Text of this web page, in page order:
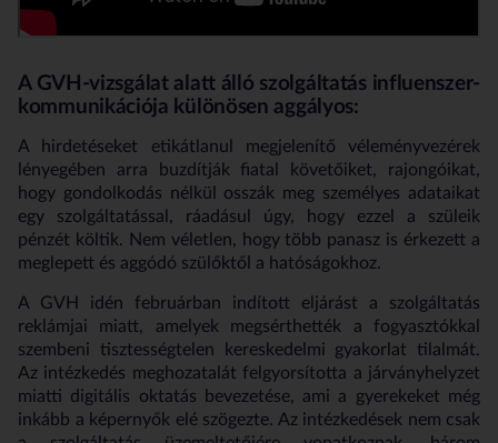
A GVH-vizsgálat alatt álló szolgáltatás influenszer-
kommunikációja különösen aggályos:
A hirdetéseket etikátlanul megjelenítő véleményvezérek
lényegében arra buzdítják fiatal követőiket, rajongóikat,
hogy gondolkodás nélkül osszák meg személyes adataikat
egy szolgáltatással, ráadásul úgy, hogy ezzel a szüleik
pénzét költik. Nem véletlen, hogy több panasz is érkezett a
meglepett és aggódó szülőktől a hatóságokhoz.
A GVH idén februárban indított eljárást a szolgáltatás
reklámjai miatt, amelyek megsérthették a fogyasztókkal
szembeni tisztességtelen kereskedelmi gyakorlat tilalmát.
Az intézkedés meghozatalát felgyorsította a járványhelyzet
miatti digitális oktatás bevezetése, ami a gyerekeket még
inkább a képernyők elé szögezte. Az intézkedések nem csak